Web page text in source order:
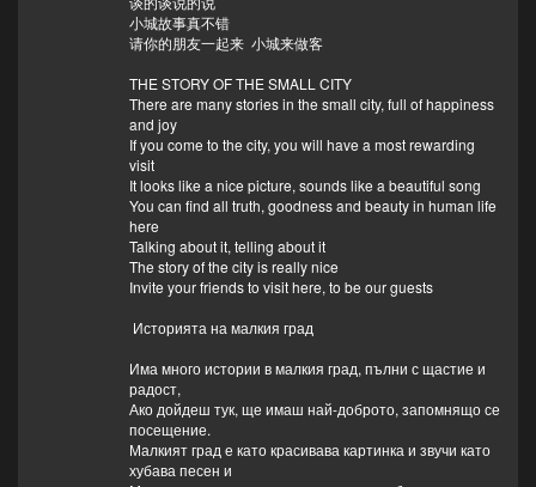
小城故事真不错
请你的朋友一起来 小城来做客
THE STORY OF THE SMALL CITY
There are many stories in the small city, full of happiness
and joy
If you come to the city, you will have a most rewarding
visit
It looks like a nice picture, sounds like a beautiful song
You can find all truth, goodness and beauty in human life
here
Talking about it, telling about it
The story of the city is really nice
Invite your friends to visit here, to be our guests
Историята на малкия град
Има много истории в малкия град, пълни с щастие и
радост,
Ако дойдеш тук, ще имаш най-доброто, запомнящо се
посещение.
Малкият град е като красивава картинка и звучи като
хубава песен и